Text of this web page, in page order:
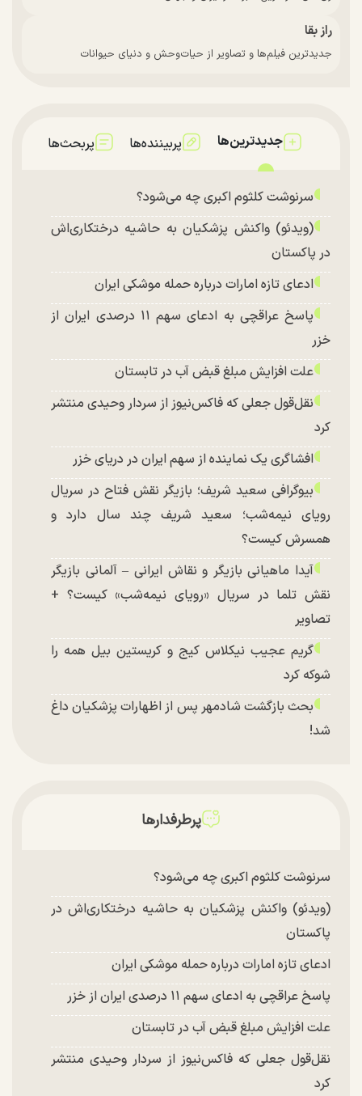
راز بقا
جدیدترین فیلم‌ها و تصاویر از حیات‌وحش و دنیای حیوانات
جدیدترین‌ها پربیننده‌ها پربحث‌ها
سرنوشت کلثوم اکبری چه می‌شود؟
(ویدئو) واکنش پزشکیان به حاشیه درختکاری‌اش
در پاکستان
ادعای تازه امارات درباره حمله موشکی ایران
پاسخ عراقچی به ادعای سهم ۱۱ درصدی ایران از
خزر
علت افزایش مبلغ قبض آب در تابستان
نقل‌قول جعلی که فاکس‌نیوز از سردار وحیدی منتشر
کرد
افشاگری یک نماینده از سهم ایران در دریای خزر
بیوگرافی سعید شریف؛ بازیگر نقش فتاح در سریال
رویای نیمه‌شب؛ سعید شریف چند سال دارد و
همسرش کیست؟
آیدا ماهیانی بازیگر و نقاش ایرانی – آلمانی بازیگر
نقش تلما در سریال «رویای نیمه‌شب» کیست؟ +
تصاویر
گریم عجیب نیکلاس کیج و کریستین بیل همه را
شوکه کرد
بحث بازگشت شادمهر پس از اظهارات پزشکیان داغ
شد!
توافق با آمریکا در انتظار تایید نهایی شعام؟
شد
پرطرفدارها
سرنوشت کلثوم اکبری چه می‌شود؟
(ویدئو) واکنش پزشکیان به حاشیه درختکاری‌اش در
پاکستان
ادعای تازه امارات درباره حمله موشکی ایران
پاسخ عراقچی به ادعای سهم ۱۱ درصدی ایران از خزر
علت افزایش مبلغ قبض آب در تابستان
نقل‌قول جعلی که فاکس‌نیوز از سردار وحیدی منتشر
کرد